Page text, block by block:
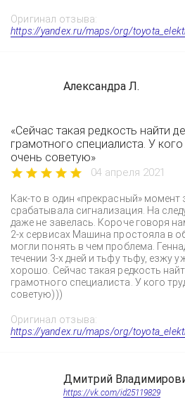
Оригинал отзыва:
https://yandex.ru/maps/org/
Александра Л.
«Сейчас такая редкость найти
грамотного специалиста. У
очень советую»
04 апреля 2021
Как-то в один «прекрасный» момент
срабатывала сигнализация. На
даже не завелась. Короче говоря
2-х сервисах Машина простояла в
могли понять в чем проблема.
течении 3-х дней и тьфу тьфу, езжу
хорошо. Сейчас такая редкость
грамотного специалиста. У кого
советую)))
Оригинал отзыва:
https://yandex.ru/maps/org/
Дмитрий
https://vk.com/id25119829